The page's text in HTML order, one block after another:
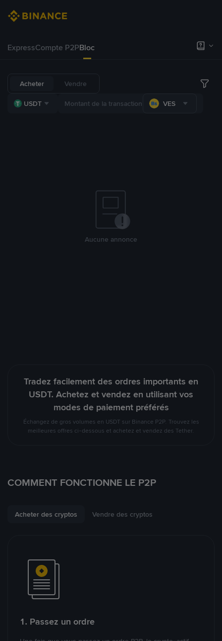
ExpressCompte P2PBloc
Acheter Vendre
USDT VES
Aucune annonce
Tradez facilement des ordres importants en
USDT. Achetez et vendez en utilisant vos
modes de paiement préférés
Échangez de gros volumes en USDT sur Binance P2P. Trouvez les
meilleures offres ci-dessous et achetez et vendez des Tether.
COMMENT FONCTIONNE LE P2P
Acheter des cryptos Vendre des cryptos
1. Passez un ordre